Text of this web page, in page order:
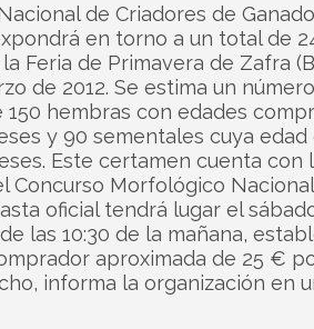
de Criadores de
en torno a un total de
Feria de Primavera de Zafra
de 2012. Se estima un número
150 hembras con edades
y 90 sementales cuya edad
Este certamen cuenta con
Concurso Morfológico
oficial tendrá lugar el
las 10:30 de la mañana,
aproximada de 25 €
informa la organización en